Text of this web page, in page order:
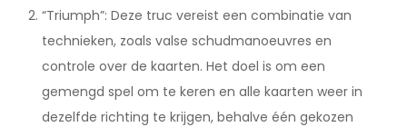
“Triumph”: Deze truc vereist een combinatie van
technieken, zoals valse schudmanoeuvres en
controle over de kaarten. Het doel is om een
gemengd spel om te keren en alle kaarten weer in
dezelfde richting te krijgen, behalve één gekozen